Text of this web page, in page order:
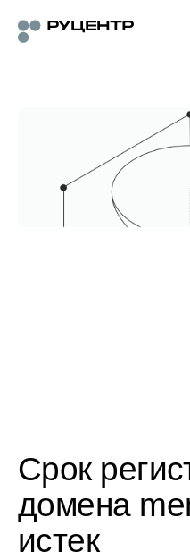
Срок
домена
истек